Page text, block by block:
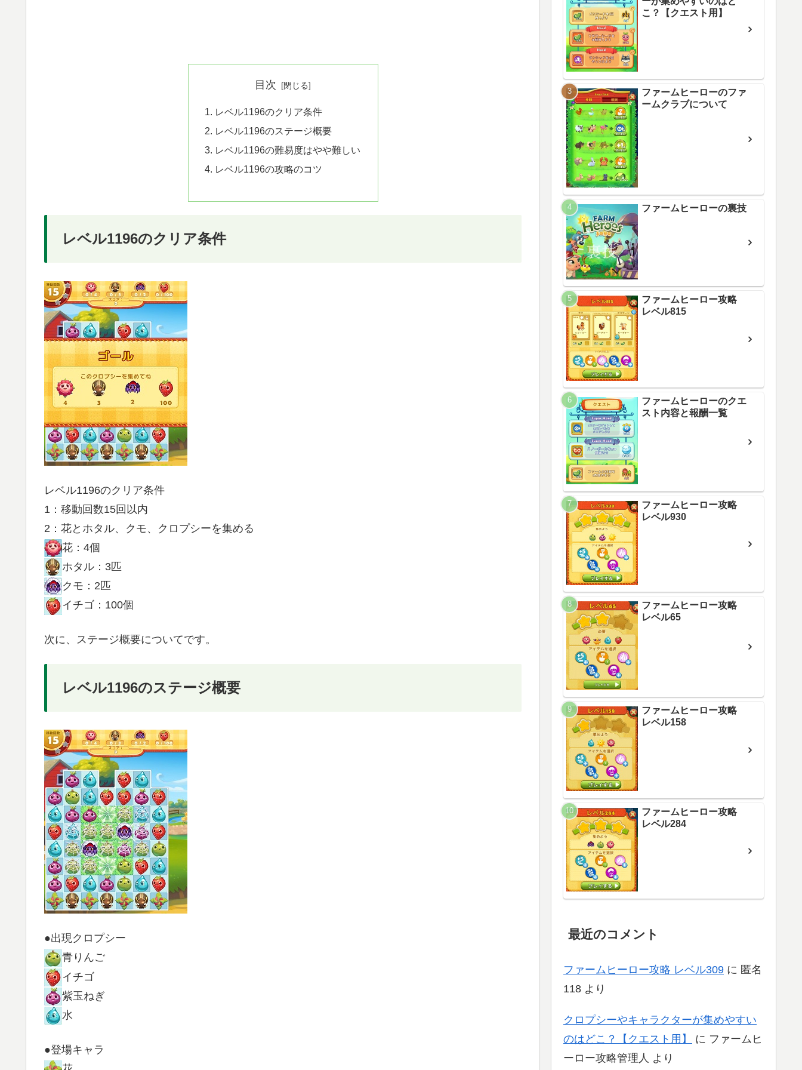
目次
レベル1196のクリア条件
レベル1196のステージ概要
レベル1196の難易度はやや難しい
レベル1196の攻略のコツ
レベル1196のクリア条件
レベル1196のクリア条件
1：移動回数15回以内
2：花とホタル、クモ、クロプシーを集める
花：4個
ホタル：3匹
クモ：2匹
イチゴ：100個
次に、ステージ概要についてです。
レベル1196のステージ概要
●出現クロプシー
青りんご
イチゴ
紫玉ねぎ
水
●登場キャラ
こ？【クエスト用】
ファームヒーローのファ
ームクラブについて
ファームヒーローの裏技
ファームヒーロー攻略
レベル815
ファームヒーローのクエ
スト内容と報酬一覧
ファームヒーロー攻略
レベル930
ファームヒーロー攻略
レベル65
ファームヒーロー攻略
レベル158
ファームヒーロー攻略
レベル284
最近のコメント
ファームヒーロー攻略 レベル309 に 匿名
118 より
クロプシーやキャラクターが集めやすい
のはどこ？【クエスト用】
に ファームヒ
ーロー攻略管理人 より